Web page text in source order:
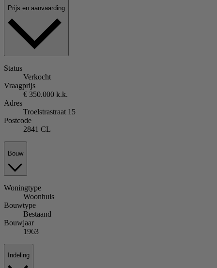
Prijs en aanvaarding
Status
Verkocht
Vraagprijs
€ 350.000 k.k.
Adres
Troelstrastraat 15
Postcode
2841 CL
Bouw
Woningtype
Woonhuis
Bouwtype
Bestaand
Bouwjaar
1963
Indeling